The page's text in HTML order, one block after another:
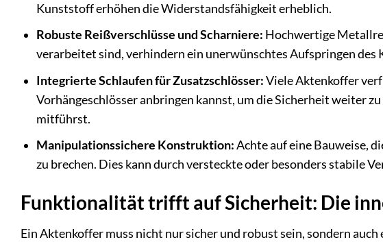
Kunststoff erhöhen die Widerstandsfähigkeit erheblich.
Robuste Reißverschlüsse und Scharniere: Hochwertige
verarbeitet sind, verhindern ein unerwünschtes Aufspringen
Integrierte Schlaufen für Zusatzschlösser:Viele Aktenkoffer
Vorhängeschlösser anbringen kannst, um die Sicherheit weiter
mitführst.
Manipulationssichere Konstruktion:Achte auf eine Bauweise,
zu brechen. Dies kann durch versteckte oder besonders stabile
Funktionalität trifft auf Sicherheit: Die
Ein Aktenkoffer muss nicht nur sicher und robust sein, sondern